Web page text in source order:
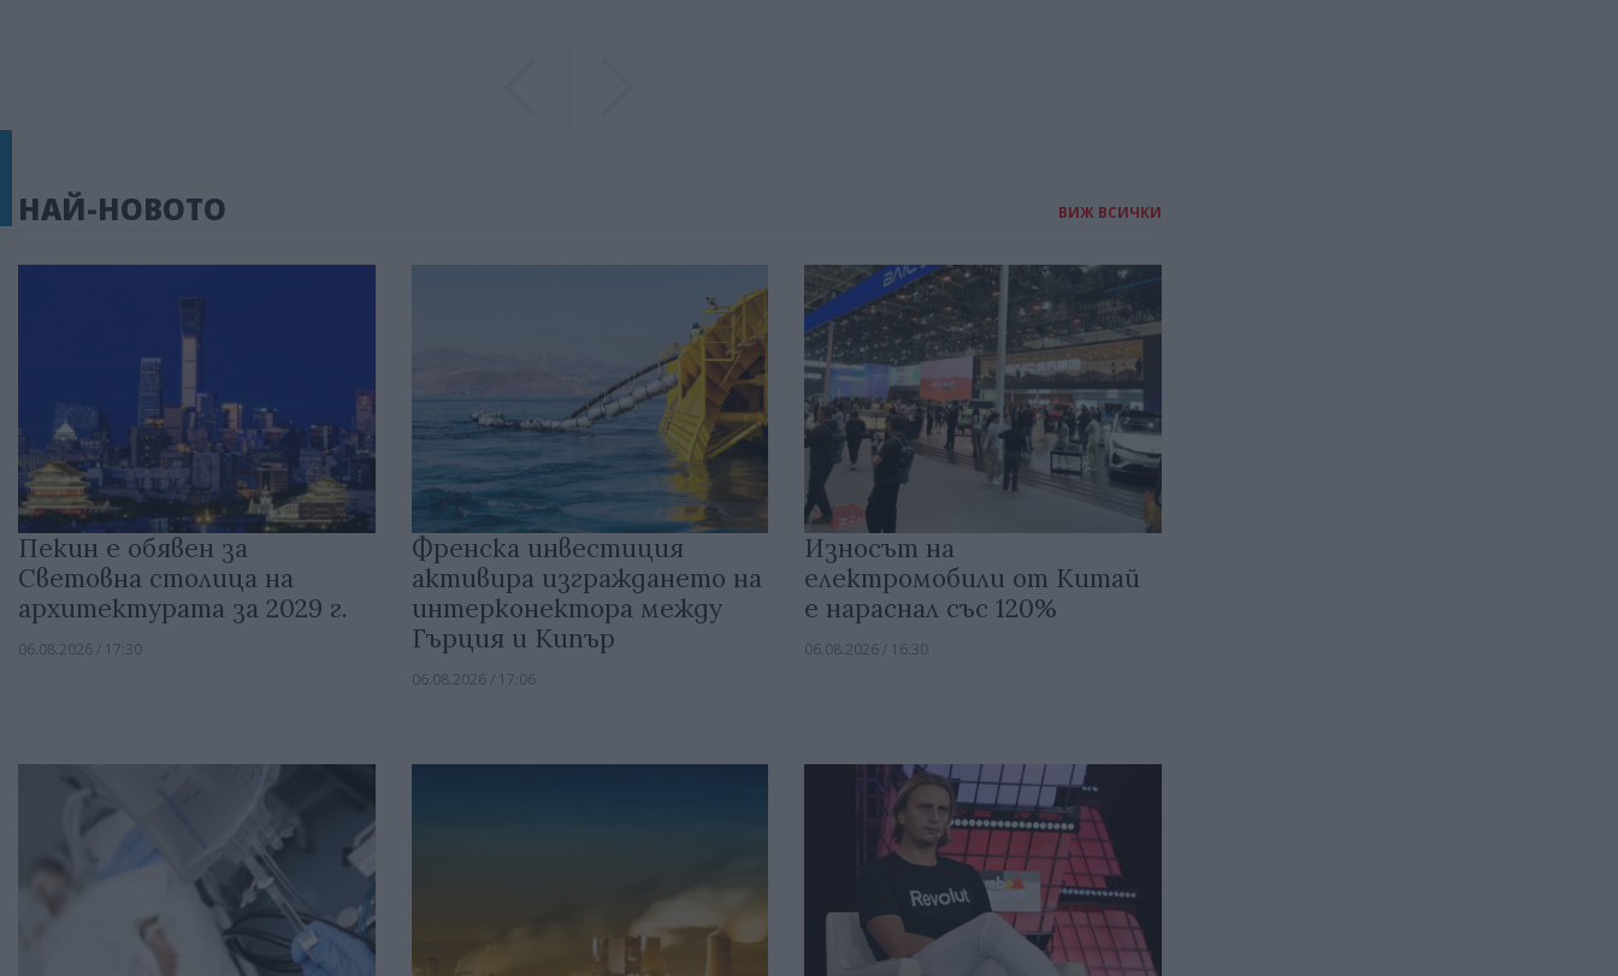
НАЙ-НОВОТО ВИЖ ВСИЧКИ
Пекин е обявен за
Световна столица на
архитектурата за 2029 г.
06.08.2026 / 17:30
Френска инвестиция
активира изграждането на
интерконектора между
Гърция и Кипър
06.08.2026 / 17:06
Износът на
електромобили от Китай
е нараснал със 120%
06.08.2026 / 16:30